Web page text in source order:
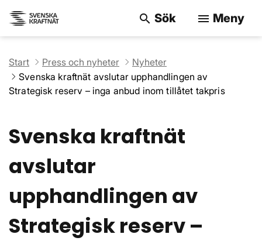
search Sök menu Meny
Start Press och nyheter
Nyheter
Svenska kraftnät avslutar upphandlingen av
Strategisk reserv – inga anbud inom tillåtet takpris
Svenska kraftnät
avslutar
upphandlingen av
Strategisk reserv –